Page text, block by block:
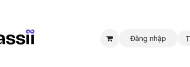
Đăng nhập